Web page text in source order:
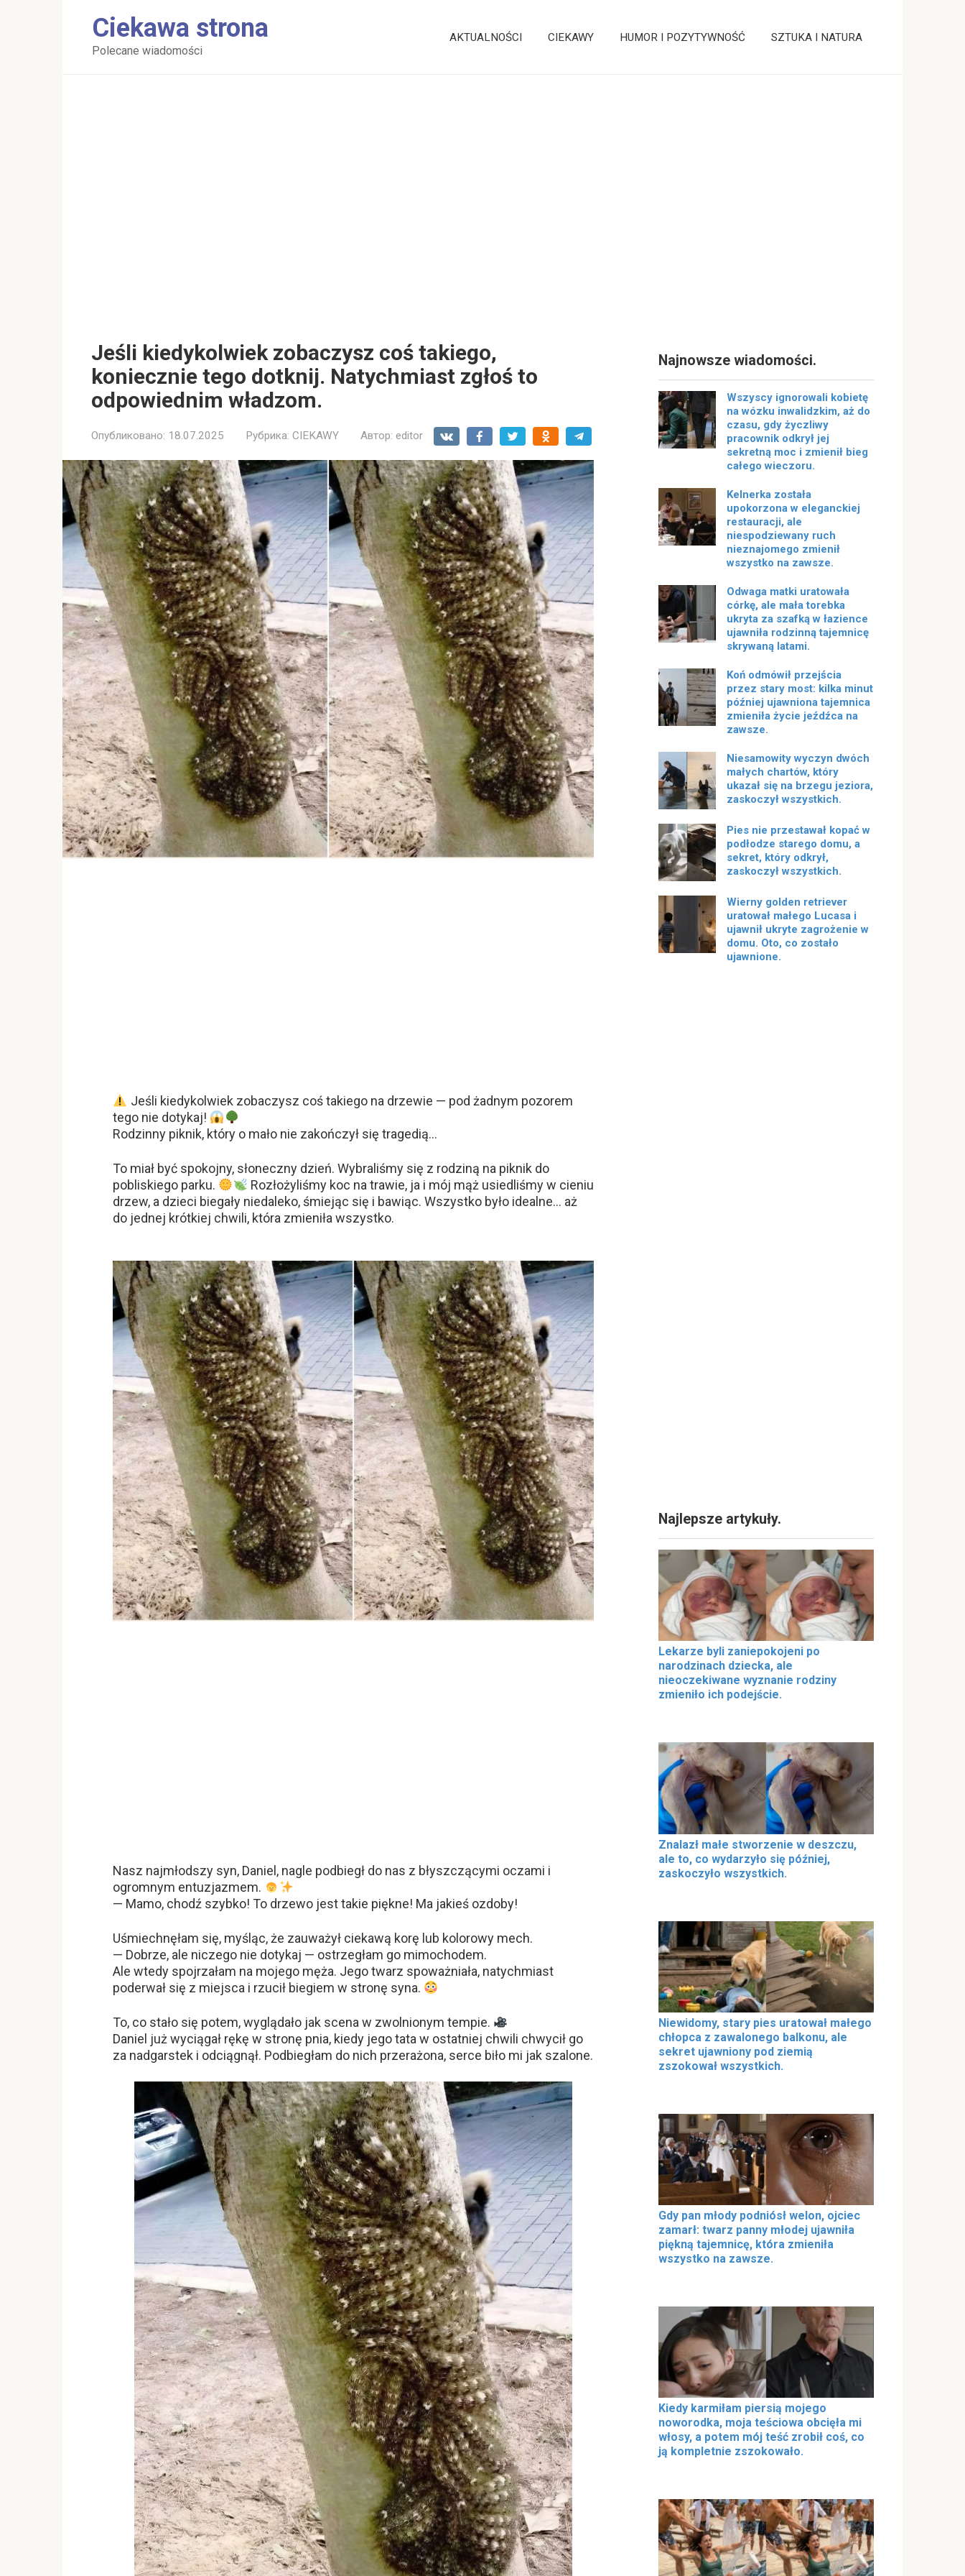
Ciekawa strona
Polecane wiadomości
AKTUALNOŚCI CIEKAWY HUMOR I POZYTYWNOŚĆ SZTUKA I NATURA
Jeśli kiedykolwiek zobaczysz coś takiego,
koniecznie tego dotknij. Natychmiast zgłoś to
odpowiednim władzom.
Опубликовано: 18.07.2025 Рубрика: CIEKAWY Автор: editor
Jeśli kiedykolwiek zobaczysz coś takiego na drzewie — pod żadnym pozorem
tego nie dotykaj!
Rodzinny piknik, który o mało nie zakończył się tragedią…
To miał być spokojny, słoneczny dzień. Wybraliśmy się z rodziną na piknik do
pobliskiego parku.
Rozłożyliśmy koc na trawie, ja i mój mąż usiedliśmy w cieniu
drzew, a dzieci biegały niedaleko, śmiejąc się i bawiąc. Wszystko było idealne… aż
do jednej krótkiej chwili, która zmieniła wszystko.
Nasz najmłodszy syn, Daniel, nagle podbiegł do nas z błyszczącymi oczami i
ogromnym entuzjazmem.
— Mamo, chodź szybko! To drzewo jest takie piękne! Ma jakieś ozdoby!
Uśmiechnęłam się, myśląc, że zauważył ciekawą korę lub kolorowy mech.
— Dobrze, ale niczego nie dotykaj — ostrzegłam go mimochodem.
Ale wtedy spojrzałam na mojego męża. Jego twarz spoważniała, natychmiast
poderwał się z miejsca i rzucił biegiem w stronę syna.
To, co stało się potem, wyglądało jak scena w zwolnionym tempie.
Daniel już wyciągał rękę w stronę pnia, kiedy jego tata w ostatniej chwili chwycił go
za nadgarstek i odciągnął. Podbiegłam do nich przerażona, serce biło mi jak szalone.
Najnowsze wiadomości.
Wszyscy ignorowali kobietę
na wózku inwalidzkim, aż do
czasu, gdy życzliwy
pracownik odkrył jej
sekretną moc i zmienił bieg
całego wieczoru.
Kelnerka została
upokorzona w eleganckiej
restauracji, ale
niespodziewany ruch
nieznajomego zmienił
wszystko na zawsze.
Odwaga matki uratowała
córkę, ale mała torebka
ukryta za szafką w łazience
ujawniła rodzinną tajemnicę
skrywaną latami.
Koń odmówił przejścia
przez stary most: kilka minut
później ujawniona tajemnica
zmieniła życie jeźdźca na
zawsze.
Niesamowity wyczyn dwóch
małych chartów, który
ukazał się na brzegu jeziora,
zaskoczył wszystkich.
Pies nie przestawał kopać w
podłodze starego domu, a
sekret, który odkrył,
zaskoczył wszystkich.
Wierny golden retriever
uratował małego Lucasa i
ujawnił ukryte zagrożenie w
domu. Oto, co zostało
ujawnione.
Najlepsze artykuły.
Lekarze byli zaniepokojeni po
narodzinach dziecka, ale
nieoczekiwane wyznanie rodziny
zmieniło ich podejście.
Znalazł małe stworzenie w deszczu,
ale to, co wydarzyło się później,
zaskoczyło wszystkich.
Niewidomy, stary pies uratował małego
chłopca z zawalonego balkonu, ale
sekret ujawniony pod ziemią
zszokował wszystkich.
Gdy pan młody podniósł welon, ojciec
zamarł: twarz panny młodej ujawniła
piękną tajemnicę, która zmieniła
wszystko na zawsze.
Kiedy karmiłam piersią mojego
noworodka, moja teściowa obcięła mi
włosy, a potem mój teść zrobił coś, co
ją kompletnie zszokowało.